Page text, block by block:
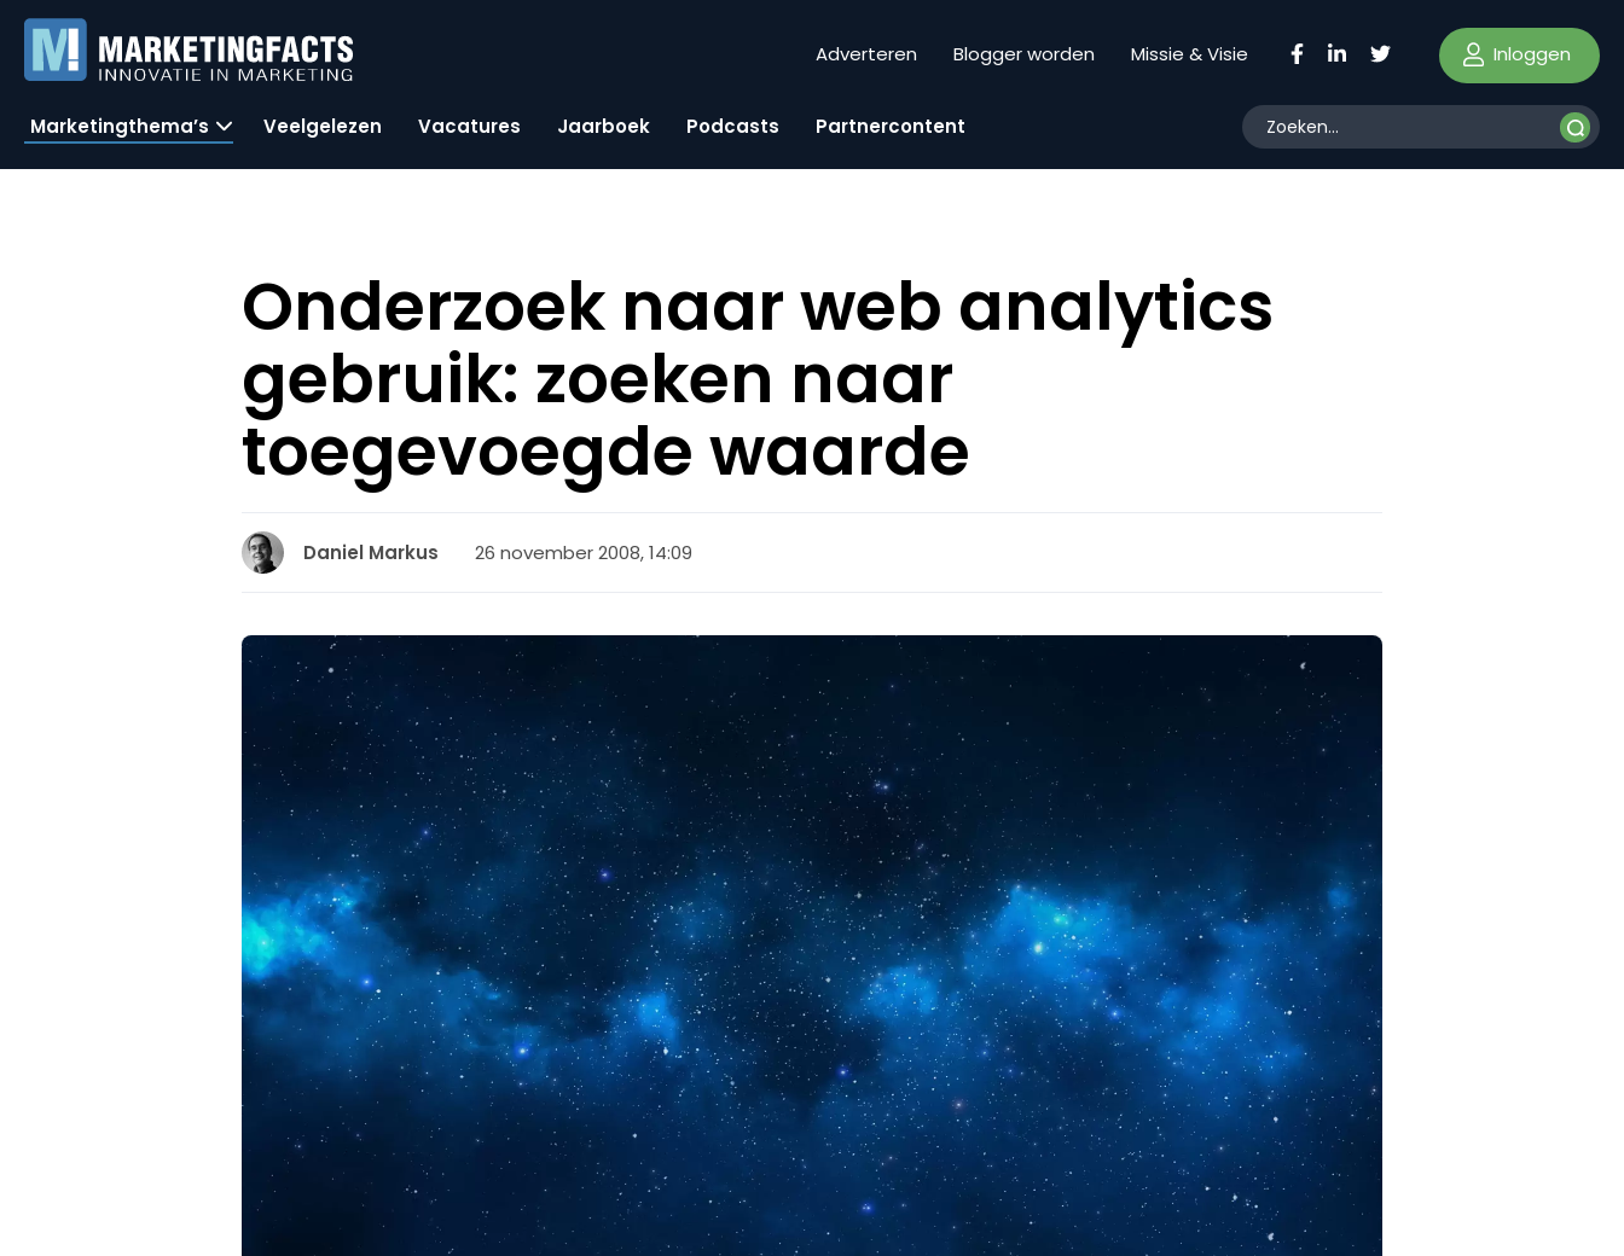
Adverteren Blogger worden Missie & Visie Inloggen
Marketingthema’s Veelgelezen Vacatures Jaarboek Podcasts Partnercontent
Onderzoek naar web analytics
gebruik: zoeken naar
toegevoegde waarde
Daniel Markus 26 november 2008, 14:09